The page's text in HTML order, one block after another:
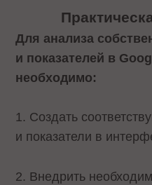
Для анализа
и показателей в
необходимо:
1. Создать
и показатели в
2. Внедрить